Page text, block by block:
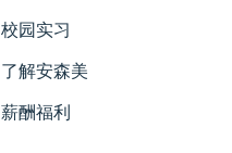
校园实习
了解安森美
薪酬福利